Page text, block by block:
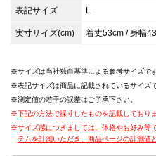
表記サイズ L
実寸サイズ(cm) 着丈53cm / 身幅
サイズは当社独自基準による参考サイズです
表記サイズは商品に記載されているサイズで
測定値の若干の誤差はご了承下さい。
下記の方法で採寸したものを記載しておりま
サイズ感につきましては、体格やお好み等
テムを計測いただき、商品ページの計測値